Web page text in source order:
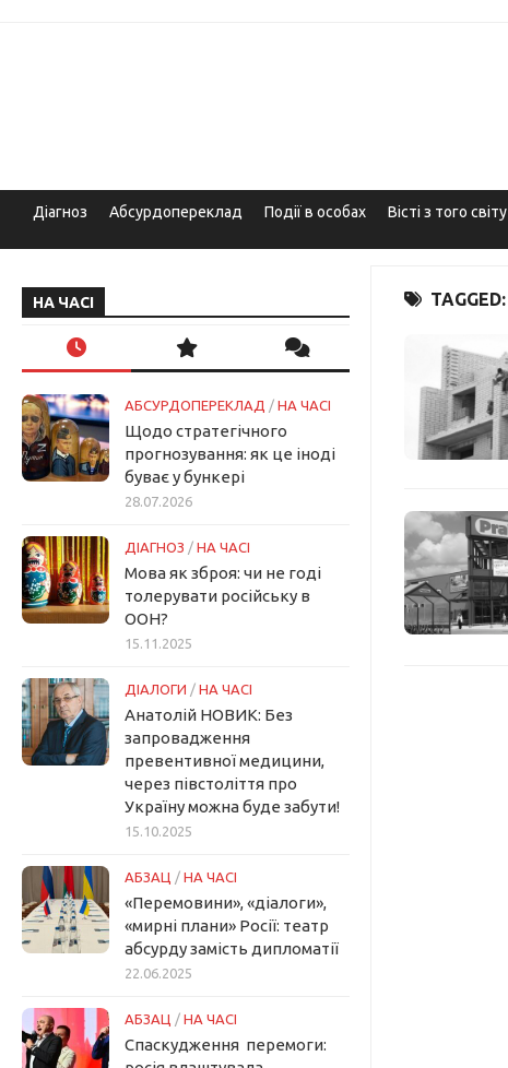
Діагноз Абсурдопереклад Події в особах Вісті з того світу
TAGGED:
НА ЧАСІ
АБСУРДОПЕРЕКЛАД / НА ЧАСІ
Щодо стратегічного
прогнозування: як це іноді
буває у бункері
28.07.2026
ДІАГНОЗ / НА ЧАСІ
Мова як зброя: чи не годі
толерувати російську в
ООН?
15.11.2025
ДІАЛОГИ / НА ЧАСІ
Анатолій НОВИК: Без
запровадження
превентивної медицини,
через півстоліття про
Україну можна буде забути!
15.10.2025
АБЗАЦ / НА ЧАСІ
«Перемовини», «діалоги»,
«мирні плани» Росії: театр
абсурду замість дипломатії
22.06.2025
АБЗАЦ / НА ЧАСІ
Спаскудження перемоги: